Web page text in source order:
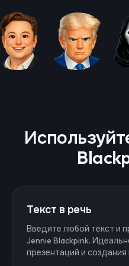
Текст в речь
Введите любой текст и
Jennie Blackpink.
презентаций и создания